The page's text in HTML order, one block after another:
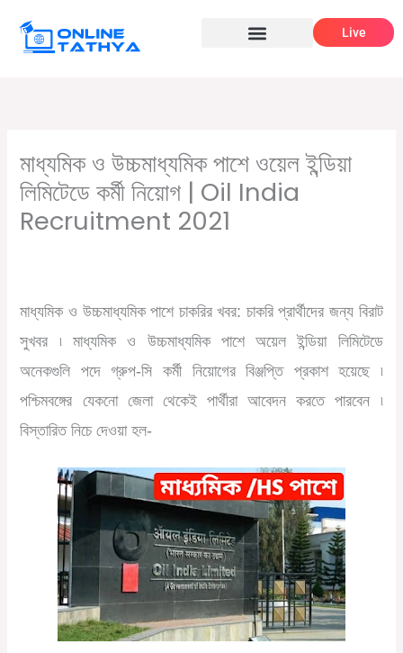
Live
মাধ্যমিক ও উচ্চমাধ্যমিক পাশে ওয়েল ইন্ডিয়া
লিমিটেডে কর্মী নিয়োগ | Oil India
Recruitment 2021
মাধ্যমিক ও উচ্চমাধ্যমিক পাশে চাকরির খবর: চাকরি প্রার্থীদের জন্য বিরাট
সুখবর ৷ মাধ্যমিক ও উচ্চমাধ্যমিক পাশে অয়েল ইন্ডিয়া লিমিটেডে
অনেকগুলি পদে গ্রুপ-সি কর্মী নিয়োগের বিঞ্জপ্তি প্রকাশ হয়েছে ৷
পশ্চিমবঙ্গের যেকনো জেলা থেকেই পার্থীরা আবেদন করতে পারবেন ৷
বিস্তারিত নিচে দেওয়া হল-